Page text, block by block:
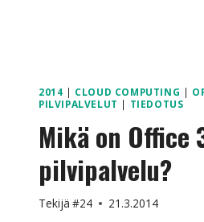
2014 | CLOUD COMPUTING |
PILVIPALVELUT | TIEDOTUS
Mikä on Office
pilvipalvelu?
Tekijä #24 21.3.2014